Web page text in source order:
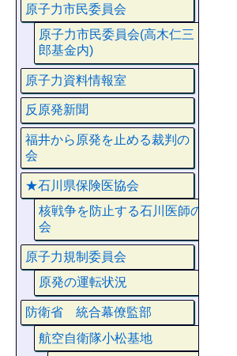
原子力市民委員会
原子力市民委員会(高木仁三
郎基金内)
原子力資料情報室
反原発新聞
福井から原発を止める裁判の
会
★石川県保険医協会
核戦争を防止する石川医師の
会
原子力規制委員会
原発の運転状況
防衛省 統合幕僚監部
航空自衛隊小松基地